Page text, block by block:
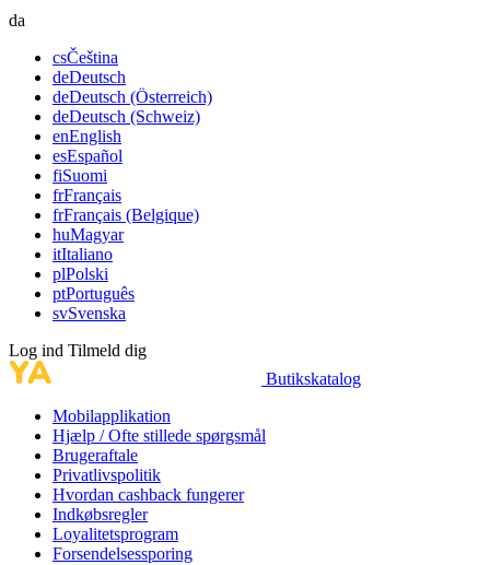
da
csČeština
deDeutsch
deDeutsch (Österreich)
deDeutsch (Schweiz)
enEnglish
esEspañol
fiSuomi
frFrançais
frFrançais (Belgique)
huMagyar
itItaliano
plPolski
ptPortuguês
svSvenska
Log ind Tilmeld dig
Butikskatalog
Mobilapplikation
Hjælp / Ofte stillede spørgsmål
Brugeraftale
Privatlivspolitik
Hvordan cashback fungerer
Indkøbsregler
Loyalitetsprogram
Forsendelsessporing